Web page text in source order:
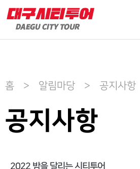
홈 > 알림마당 > 공지사항
공지사항
2022 밤을 달리는 시티투어